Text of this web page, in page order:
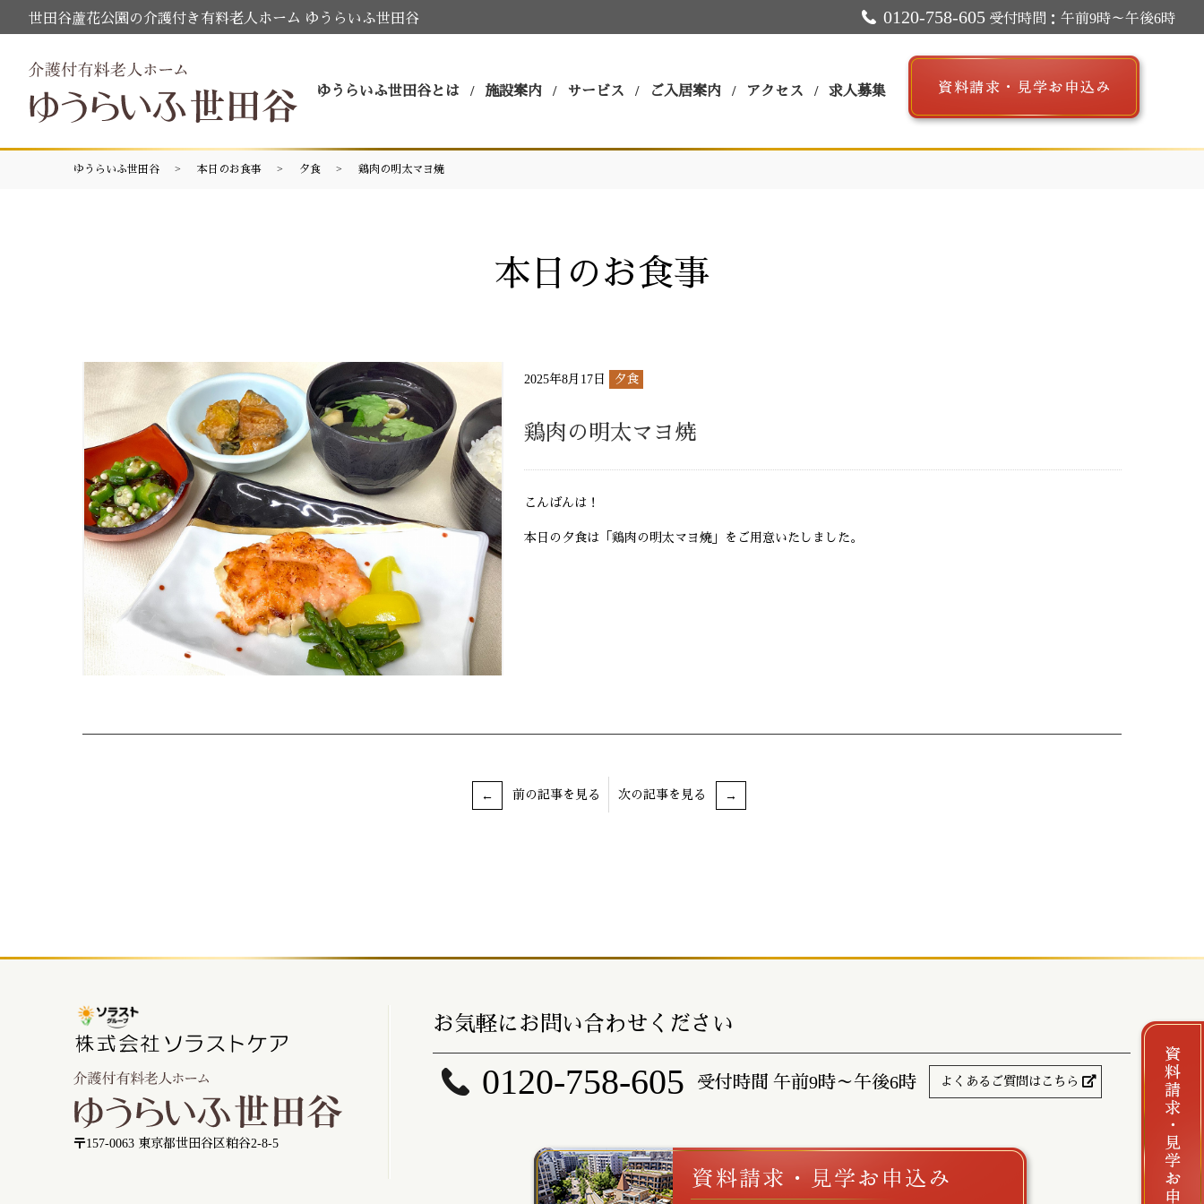
世田谷蘆花公園の介護付き有料老人ホーム ゆうらいふ世田谷 0120-758-605 受付時間：午前9時～午後6時
ゆうらいふ世田谷とは 施設案内 サービス ご入居案内 アクセス 求人募集
ゆうらいふ世田谷 本日のお食事 夕食 鶏肉の明太マヨ焼
本日のお食事
2025年8月17日 夕食
鶏肉の明太マヨ焼
こんばんは！
本日の夕食は「鶏肉の明太マヨ焼」をご用意いたしました。
前の記事を見る 次の記事を見る
〒157-0063 東京都世田谷区粕谷2-8-5
お気軽にお問い合わせください
0120-758-605 受付時間 午前9時～午後6時 よくあるご質問はこちら